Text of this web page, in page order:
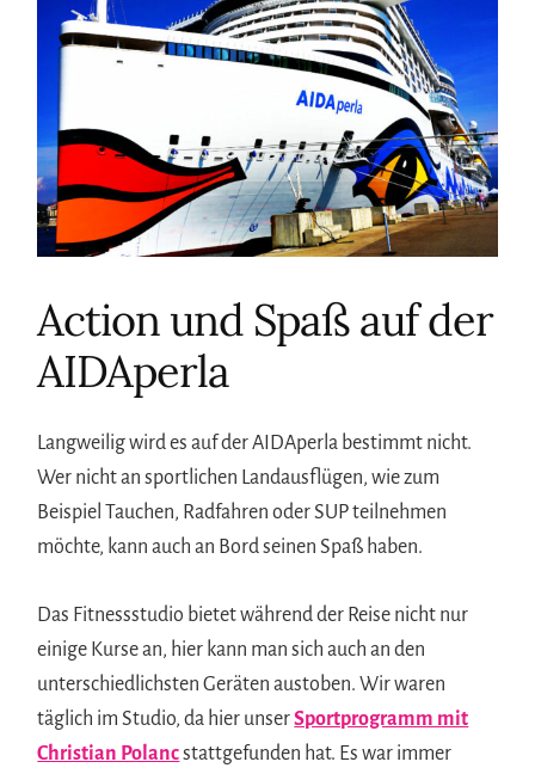
Action und Spaß auf der
AIDAperla
Langweilig wird es auf der AIDAperla bestimmt nicht.
Wer nicht an sportlichen Landausflügen, wie zum
Beispiel Tauchen, Radfahren oder SUP teilnehmen
möchte, kann auch an Bord seinen Spaß haben.
Das Fitnessstudio bietet während der Reise nicht nur
einige Kurse an, hier kann man sich auch an den
unterschiedlichsten Geräten austoben. Wir waren
täglich im Studio, da hier unserSportprogramm mit
Christian Polancstattgefunden hat. Es war immer